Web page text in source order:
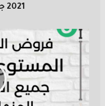
2021 جميع المواد